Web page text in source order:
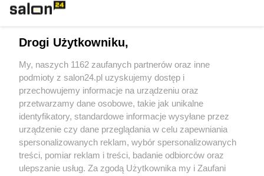
Sport
Społeczeństwo
Kultura
X Facebook Instagram Youtube
Drogi Użytkowniku,
My, naszych 1162 zaufanych partnerów oraz inne
podmioty z salon24.pl uzyskujemy dostęp i
przechowujemy informacje na urządzeniu oraz
przetwarzamy dane osobowe, takie jak unikalne
identyfikatory, standardowe informacje wysyłane przez
urządzenie czy dane przeglądania w celu zapewniania
spersonalizowanych reklam, wybór spersonalizowanych
treści, pomiar reklam i treści, badanie odbiorców oraz
ulepszanie usług. Za zgodą Użytkownika my i Zaufani